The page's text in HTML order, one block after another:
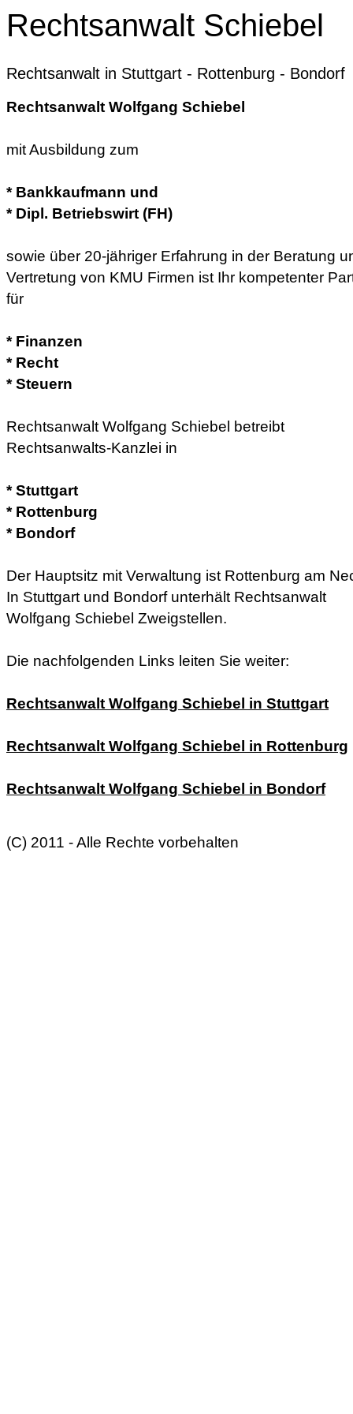
Rechtsanwalt Schiebel
Rechtsanwalt in Stuttgart - Rottenburg - Bondorf
Rechtsanwalt Wolfgang Schiebel
mit Ausbildung zum
* Bankkaufmann und
* Dipl. Betriebswirt (FH)
sowie über 20-jähriger Erfahrung in der Beratung
Vertretung von KMU Firmen ist Ihr kompetenter
für
* Finanzen
* Recht
* Steuern
Rechtsanwalt Wolfgang Schiebel betreibt
Rechtsanwalts-Kanzlei in
* Stuttgart
* Rottenburg
* Bondorf
Der Hauptsitz mit Verwaltung ist Rottenburg am
In Stuttgart und Bondorf unterhält Rechtsanwalt
Wolfgang Schiebel Zweigstellen.
Die nachfolgenden Links leiten Sie weiter:
Rechtsanwalt Wolfgang Schiebel in Stuttgart
Rechtsanwalt Wolfgang Schiebel in Rottenburg
Rechtsanwalt Wolfgang Schiebel in Bondorf
(C) 2011 - Alle Rechte vorbehalten